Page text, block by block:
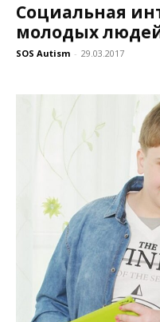
Социальная
молодых
SOS Autism - 29.03.2017